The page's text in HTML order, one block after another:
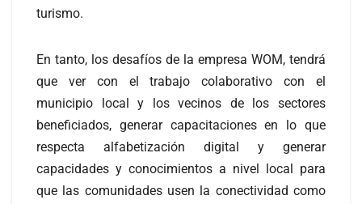
turismo.
En tanto, los desafíos de la empresa WOM, tendrá
que ver con el trabajo colaborativo con el
municipio local y los vecinos de los sectores
beneficiados, generar capacitaciones en lo que
respecta alfabetización digital y generar
capacidades y conocimientos a nivel local para
que las comunidades usen la conectividad como